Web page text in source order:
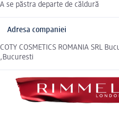
A se păstra departe de căldură
Adresa companiei
COTY COSMETICS ROMANIA SRL
,Bucuresti